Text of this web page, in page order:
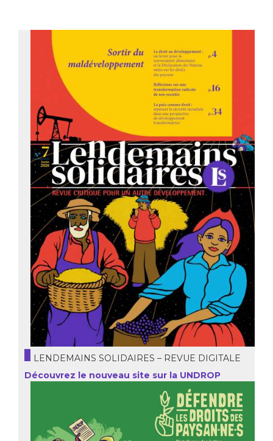
LENDEMAINS SOLIDAIRES – REVUE DIGITALE
Découvrez le nouveau site sur la UNDROP